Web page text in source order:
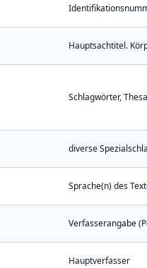
Hauptsachtitel.
Schlagwörter,
diverse
Sprache(n) des
Verfasserangabe
Hauptverfasser